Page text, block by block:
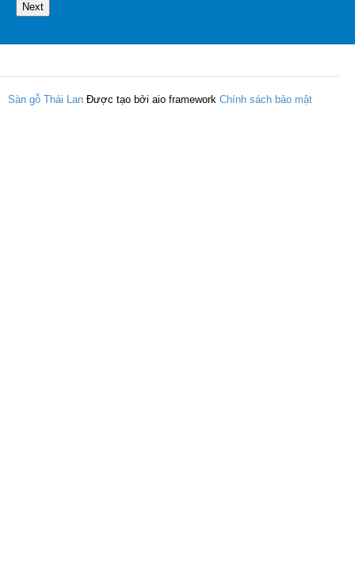
Next
Sàn gỗ Thái Lan Được tạo bởi aio framework Chính sách bảo mật